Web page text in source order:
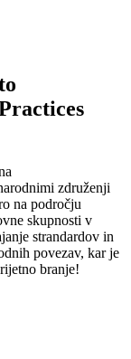
združenji
na področju
skupnosti v
strandardov in
povezav, kar je
branje!